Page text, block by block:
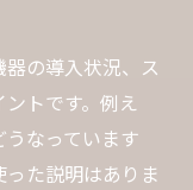
問術
疑問点
ポイント
の導入状況、ス
トです。例え
なっています
た説明はありま